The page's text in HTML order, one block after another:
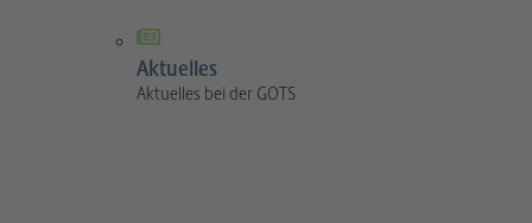
Aktuelles
Aktuelles bei der GOTS